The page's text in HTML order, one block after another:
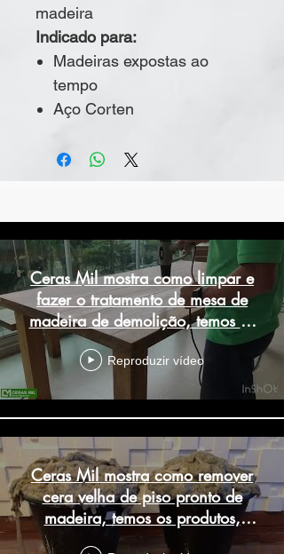
madeira
Indicado para:
Madeiras expostas ao
tempo
Aço Corten
Ceras Mil mostra como limpar e
fazer o tratamento de mesa de
madeira de demolição, temos os
produtos
Reproduzir vídeo
Ceras Mil mostra como remover
cera velha de piso pronto de
madeira, temos os produtos,
telefone 👇🏽